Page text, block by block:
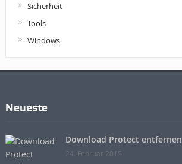
Sicherheit
Tools
Windows
Neueste
Download Protect entfernen
24. Februar 2015